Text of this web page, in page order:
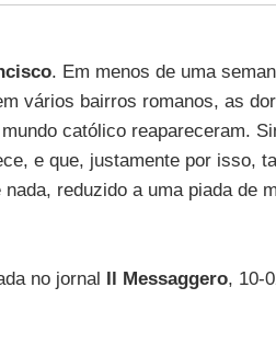
. Em menos de uma
vários bairros romanos, as
católico reapareceram.
e que, justamente por isso,
reduzido a uma piada de
no jornal Il Messaggero, 10-